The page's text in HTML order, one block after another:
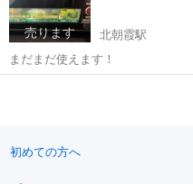
売ります 北朝霞駅
まだまだ使えます！
初めての方へ